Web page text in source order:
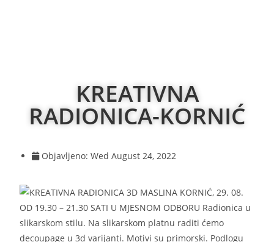
KREATIVNA
RADIONICA-KORNIĆ
Objavljeno:Wed August 24, 2022